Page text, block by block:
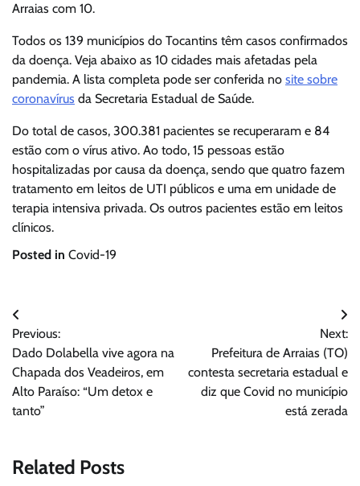
Arraias com 10.
Todos os 139 municípios do Tocantins têm casos confirmados
da doença. Veja abaixo as 10 cidades mais afetadas pela
pandemia. A lista completa pode ser conferida no site sobre
coronavírus da Secretaria Estadual de Saúde.
Do total de casos, 300.381 pacientes se recuperaram e 84
estão com o vírus ativo. Ao todo, 15 pessoas estão
hospitalizadas por causa da doença, sendo que quatro fazem
tratamento em leitos de UTI públicos e uma em unidade de
terapia intensiva privada. Os outros pacientes estão em leitos
clínicos.
Posted in Covid-19
Navegação
de
Post
Previous:
Dado Dolabella vive agora na
Chapada dos Veadeiros, em
Alto Paraíso: “Um detox e
tanto”
Next:
Prefeitura de Arraias (TO)
contesta secretaria estadual e
diz que Covid no município
está zerada
Related Posts